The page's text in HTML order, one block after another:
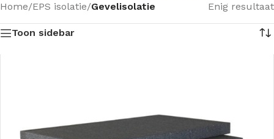
Home/EPS isolatie/Gevelisolatie Enig resultaat
Toon sidebar